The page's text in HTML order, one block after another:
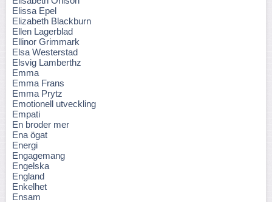
Elissa Epel
Elizabeth Blackburn
Ellen Lagerblad
Ellinor Grimmark
Elsa Westerstad
Elsvig Lamberthz
Emma
Emma Frans
Emma Prytz
Emotionell utveckling
Empati
En broder mer
Ena ögat
Energi
Engagemang
Engelska
England
Enkelhet
Ensam